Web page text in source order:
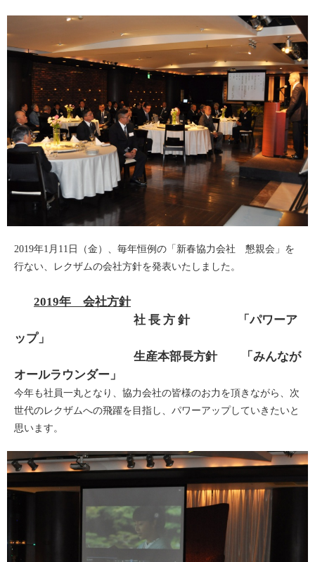
2019年1月11日（金）、毎年恒例の「新春協力会社 懇親会」を
行ない、レクザムの会社方針を発表いたしました。
2019年 会社方針
社 長 方 針 「パワーア
ップ」
生産本部長方針 「みんなが
オールラウンダー」
今年も社員一丸となり、協力会社の皆様のお力を頂きながら、次
世代のレクザムへの飛躍を目指し、パワーアップしていきたいと
思います。